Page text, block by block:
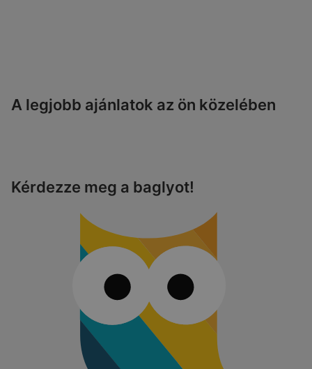
A legjobb ajánlatok az ön közelében
Kérdezze meg a baglyot!